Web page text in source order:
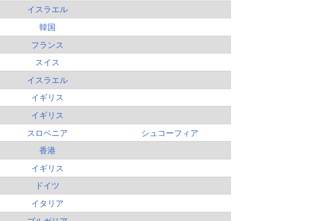
イスラエル
韓国
フランス
スイス
イスラエル
イギリス
イギリス
スロベニア
シュコーフィア
香港
イギリス
ドイツ
イタリア